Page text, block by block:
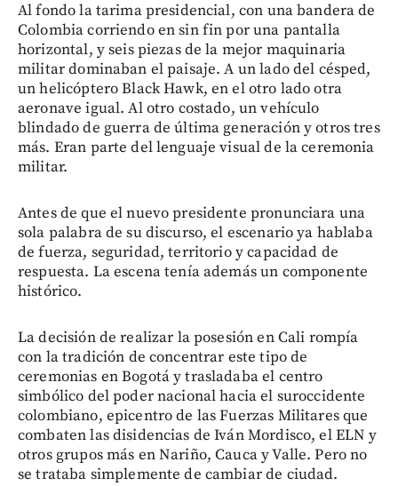
Al fondo la tarima presidencial, con una bandera de
Colombia corriendo en sin fin por una pantalla
horizontal, y seis piezas de la mejor maquinaria
militar dominaban el paisaje. A un lado del césped,
un helicóptero Black Hawk, en el otro lado otra
aeronave igual. Al otro costado, un vehículo
blindado de guerra de última generación y otros tres
más. Eran parte del lenguaje visual de la ceremonia
militar.
Antes de que el nuevo presidente pronunciara una
sola palabra de su discurso, el escenario ya hablaba
de fuerza, seguridad, territorio y capacidad de
respuesta. La escena tenía además un componente
histórico.
La decisión de realizar la posesión en Cali rompía
con la tradición de concentrar este tipo de
ceremonias en Bogotá y trasladaba el centro
simbólico del poder nacional hacia el suroccidente
colombiano, epicentro de las Fuerzas Militares que
combaten las disidencias de Iván Mordisco, el ELN y
otros grupos más en Nariño, Cauca y Valle. Pero no
se trataba simplemente de cambiar de ciudad.